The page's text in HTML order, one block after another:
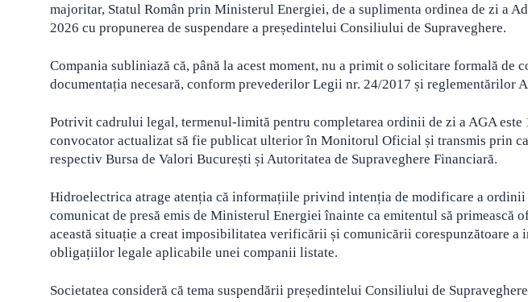
majoritar, Statul Român prin Ministerul Energiei, de a suplimenta ordinea de zi a
2026 cu propunerea de suspendare a președintelui Consiliului de Supraveghere.
Compania subliniază că, până la acest moment, nu a primit o solicitare formală de
documentația necesară, conform prevederilor Legii nr. 24/2017 și reglementărilor
Potrivit cadrului legal, termenul-limită pentru completarea ordinii de zi a AGA este
convocator actualizat să fie publicat ulterior în Monitorul Oficial și transmis prin
respectiv Bursa de Valori București și Autoritatea de Supraveghere Financiară.
Hidroelectrica atrage atenția că informațiile privind intenția de modificare a
comunicat de presă emis de Ministerul Energiei înainte ca emitentul să primească
această situație a creat imposibilitatea verificării și comunicării corespunzătoare
obligațiilor legale aplicabile unei companii listate.
Societatea consideră că tema suspendării președintelui Consiliului de